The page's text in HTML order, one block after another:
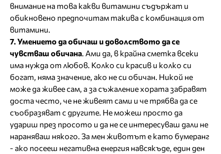
внимание на това какви витамини съдържат и
обикновено предпочитам такива с комбинация от
витамини.
7. Умението да обичаш и доволството да се
чувстваш обичана . Ами да, в крайна сметка всеки
има нужда от любов. Колко си красив и колко си
богат, няма значение, ако не си обичан. Никой не
може да живее сам, а за съжаление хората забравят
доста често, че не живеят сами и че трябва да се
съобразяват с другите. Не можеш просто да
удариш през просото и да не се интересуваш дали не
нараняваш някого. За мен животът е като бумеранг
- ако посееш негативна енергия навсякъде, един ден